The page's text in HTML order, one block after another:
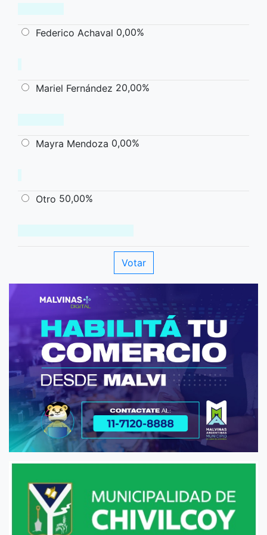
Federico Achaval 0,00%
Mariel Fernández 20,00%
Mayra Mendoza 0,00%
Otro 50,00%